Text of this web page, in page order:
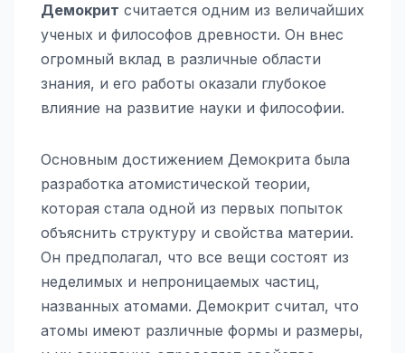
Демокрит считается одним из величайших
ученых и философов древности. Он внес
огромный вклад в различные области
знания, и его работы оказали глубокое
влияние на развитие науки и философии.
Основным достижением Демокрита была
разработка атомистической теории,
которая стала одной из первых попыток
объяснить структуру и свойства материи.
Он предполагал, что все вещи состоят из
неделимых и непроницаемых частиц,
названных атомами. Демокрит считал, что
атомы имеют различные формы и размеры,